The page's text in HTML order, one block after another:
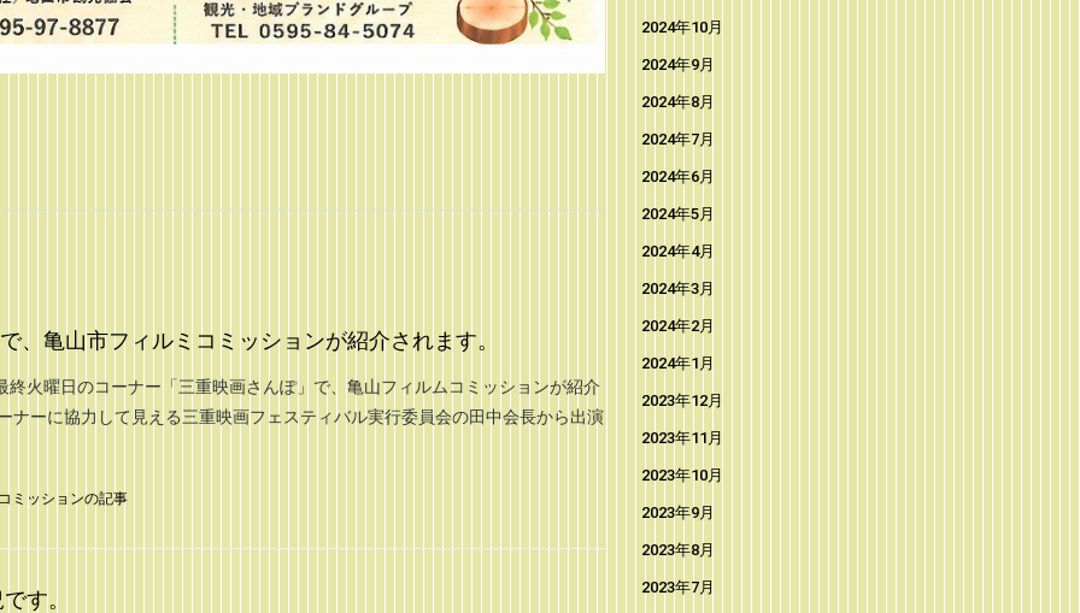
、亀山市フィルミコミッションが紹介されます。
火曜日のコーナー「三重映画さんぽ」で、亀山フィルムコミッションが紹介
ナーに協力して見える三重映画フェスティバル実行委員会の田中会長から出演
ミッションの記事
す。
2024年10月
2024年9月
2024年8月
2024年7月
2024年6月
2024年5月
2024年4月
2024年3月
2024年2月
2024年1月
2023年12月
2023年11月
2023年10月
2023年9月
2023年8月
2023年7月